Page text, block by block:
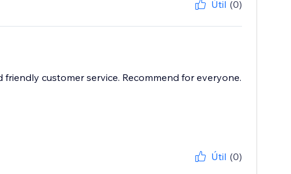
Útil (0)
customer service. Recommend for everyone.
Útil (0)